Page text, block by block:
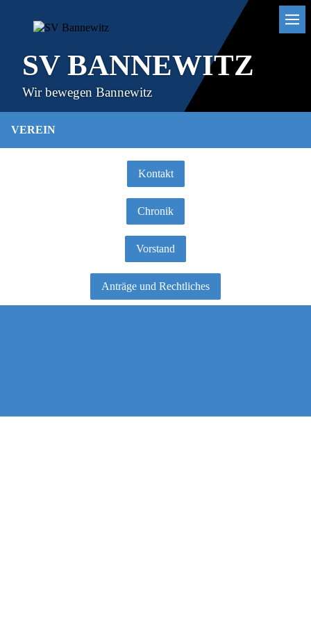
SV BANNEWITZ
Wir bewegen Bannewitz
VEREIN
Kontakt
Chronik
Vorstand
Anträge und Rechtliches